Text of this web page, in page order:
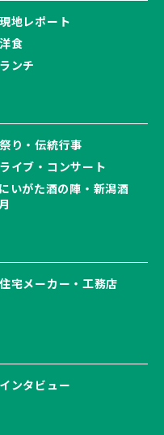
現地レポート
洋食
ランチ
祭り・伝統行事
ライブ・コンサート
にいがた酒の陣・新潟酒
住宅メーカー・工務店
インタビュー